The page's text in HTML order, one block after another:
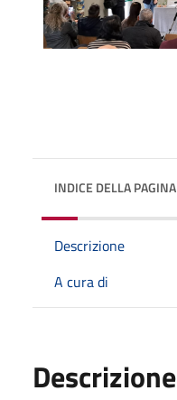
INDICE DELLA PAGINA
Descrizione
A cura di
Descrizione